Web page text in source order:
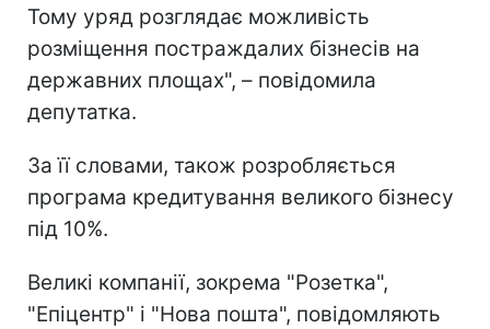
Тому уряд розглядає можливість
розміщення постраждалих бізнесів на
державних площах", – повідомила
депутатка.
За її словами, також розробляється
програма кредитування великого бізнесу
під 10%.
Великі компанії, зокрема "Розетка",
"Епіцентр" і "Нова пошта", повідомляють